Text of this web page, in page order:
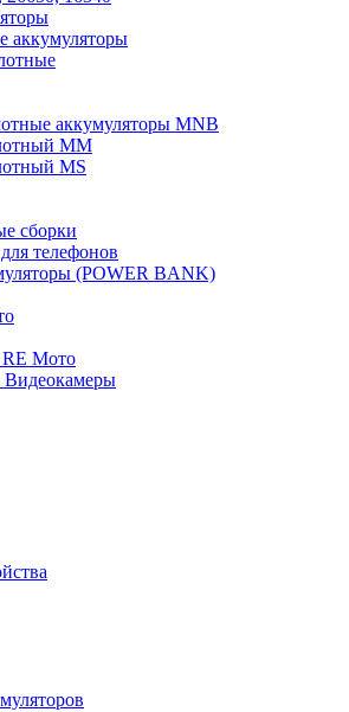
аккумуляторы MNB
MM
MS
сборки
телефонов
(POWER BANK)
Мото
Видеокамеры